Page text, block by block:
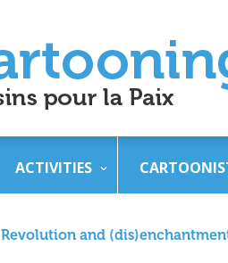
ACTIVITIES
Revolution and